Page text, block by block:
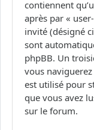
contiennent
après par «
invité (désigné
sont
phpBB. Un
vous
est utilisé pour
que vous avez
sur le forum.